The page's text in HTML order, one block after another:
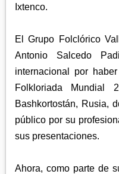
Ixtenco.
El Grupo Folclórico
Antonio Salcedo
internacional por
Folkloriada Mundial
Bashkortostán, Rusia,
público por su
sus presentaciones.
Ahora, como parte de